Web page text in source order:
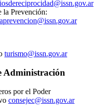
la Prevención:
turismo@issn.gov.ar
Administración
por el Poder
consejec@issn.gov.ar